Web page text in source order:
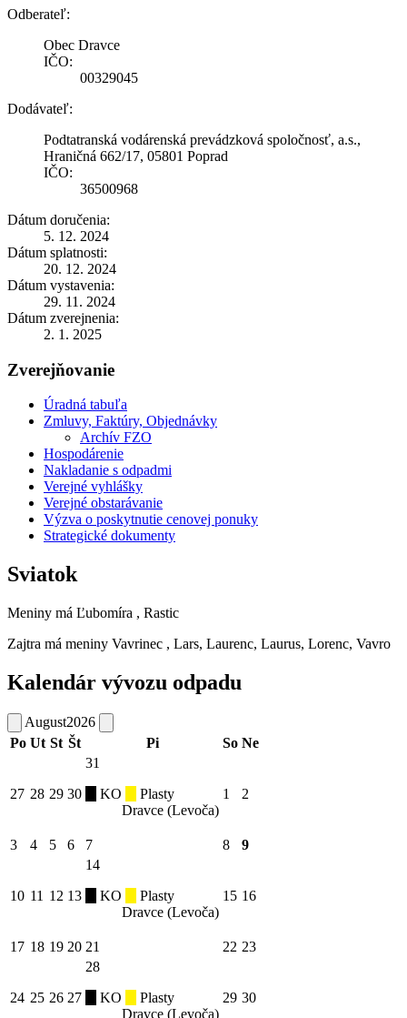
Odberateľ:
Obec Dravce
IČO:
00329045
Dodávateľ:
Podtatranská vodárenská prevádzková spoločnosť, a.s.,
Hraničná 662/17, 05801 Poprad
IČO:
36500968
Dátum doručenia:
5. 12. 2024
Dátum splatnosti:
20. 12. 2024
Dátum vystavenia:
29. 11. 2024
Dátum zverejnenia:
2. 1. 2025
Zverejňovanie
Úradná tabuľa
Zmluvy, Faktúry, Objednávky
Archív FZO
Hospodárenie
Nakladanie s odpadmi
Verejné vyhlášky
Verejné obstarávanie
Výzva o poskytnutie cenovej ponuky
Strategické dokumenty
Sviatok
Meniny má Ľubomíra , Rastic
Zajtra má meniny Vavrinec , Lars, Laurenc, Laurus, Lorenc, Vavro
Kalendár vývozu odpadu
August2026
Po Ut St Št Pi So Ne
27 28 29 30
31
KO
Plasty
Dravce (Levoča)
1 2
3 4 5 6 7 8 9
10 11 12 13
14
KO
Plasty
Dravce (Levoča)
15 16
17 18 19 20 21 22 23
24 25 26 27
28
KO
Plasty
Dravce (Levoča)
29 30